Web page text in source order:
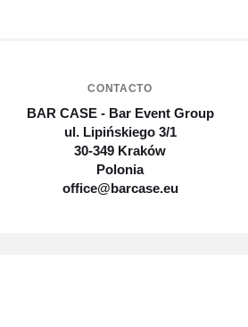
CONTACTO
BAR CASE - Bar Event Group
ul. Lipińskiego 3/1
30-349 Kraków
Polonia
office@barcase.eu